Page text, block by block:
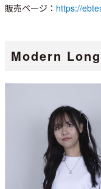
販売ページ： https://
Modern